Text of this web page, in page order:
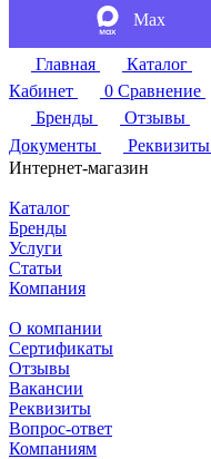
Max
Главная Каталог
Кабинет
0 Сравнение
Бренды
Отзывы
Документы
Реквизиты
Интернет-магазин
Каталог
Бренды
Услуги
Статьи
Компания
О компании
Сертификаты
Отзывы
Вакансии
Реквизиты
Вопрос-ответ
Компаниям